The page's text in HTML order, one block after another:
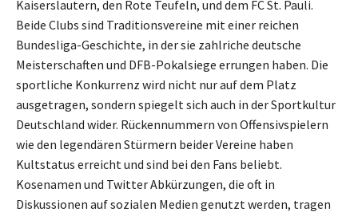
Kaiserslautern, den Rote Teufeln, und dem FC St. Pauli.
Beide Clubs sind Traditionsvereine mit einer reichen
Bundesliga-Geschichte, in der sie zahlriche deutsche
Meisterschaften und DFB-Pokalsiege errungen haben. Die
sportliche Konkurrenz wird nicht nur auf dem Platz
ausgetragen, sondern spiegelt sich auch in der Sportkultur
Deutschland wider. Rückennummern von Offensivspielern
wie den legendären Stürmern beider Vereine haben
Kultstatus erreicht und sind bei den Fans beliebt.
Kosenamen und Twitter Abkürzungen, die oft in
Diskussionen auf sozialen Medien genutzt werden, tragen